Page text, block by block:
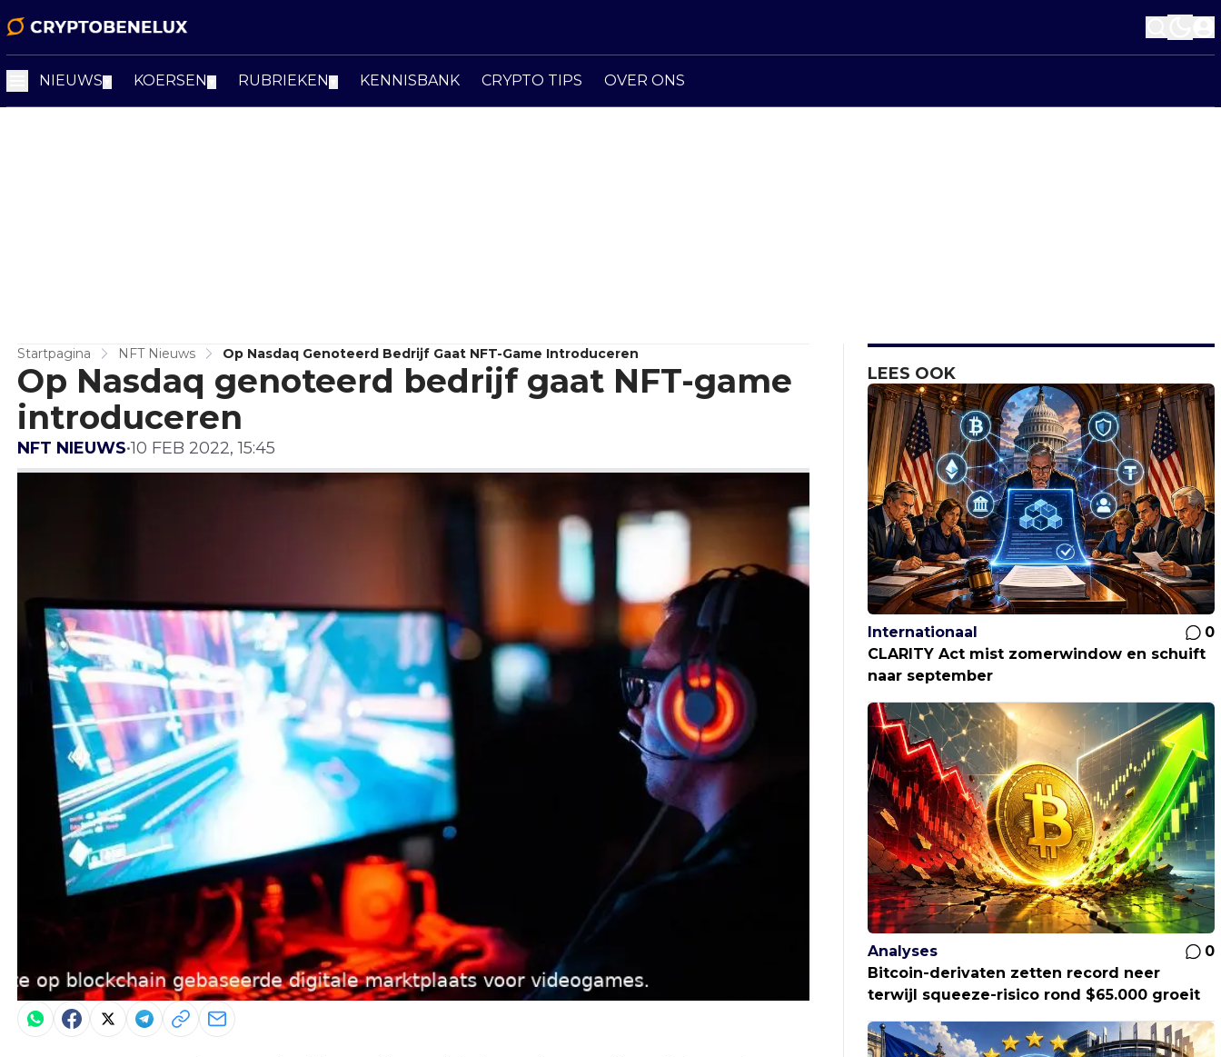
NIEUWS KOERSEN RUBRIEKEN KENNISBANK CRYPTO TIPS OVER ONS
Startpagina NFT Nieuws Op Nasdaq Genoteerd Bedrijf Gaat NFT-Game Introduceren
Op Nasdaq genoteerd bedrijf gaat NFT-game
introduceren
NFT NIEUWS•10 FEB 2022, 15:45
LEES OOK
Internationaal
0
CLARITY Act mist zomerwindow en schuift
naar september
Analyses
0
Bitcoin-derivaten zetten record neer
terwijl squeeze-risico rond $65.000 groeit